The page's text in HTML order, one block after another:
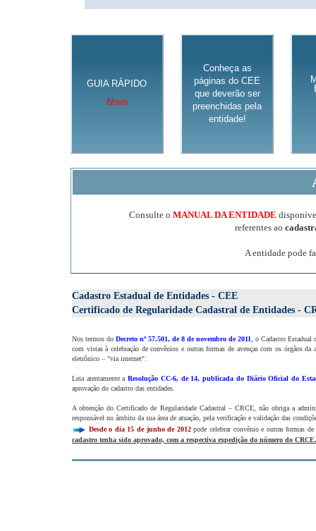
GUIA RÁPIDO
Novo
Conheça as
páginas do CEE
que deverão ser
preenchidas pela
entidade!
Consulte o MANUAL DA ENTIDADE
referentes ao
A entidade pode
Cadastro Estadual de Entidades - CEE
Certificado de Regularidade Cadastral de Entidades -
Nos termos do Decreto nº 57.501, de 8 de novembro de 2011 , o Cadastro
com vistas à celebração de convênios e outras formas de avenças com os órgãos
eletrônico – "via internet".
Leia atentamente aResolução CC-6, de 14, publicada do Diário Oficial do
aprovação do cadastro das entidades.
A obtenção do Certificado de Regularidade Cadastral – CRCE, não obriga a
responsável no âmbito da sua área de atuação, pela verificação e validação das
Desde o dia 15 de junho de 2012pode celebrar convênio e outras formas
cadastro tenha sido aprovado, com a respectiva expedição do número do CRCE.